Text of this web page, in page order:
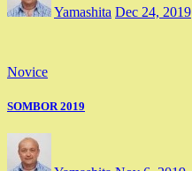
Yamashita Dec 24, 2019
Novice
SOMBOR 2019